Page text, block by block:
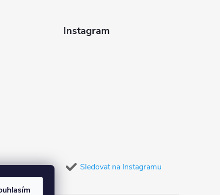
Instagram
Sledovat na Instagramu